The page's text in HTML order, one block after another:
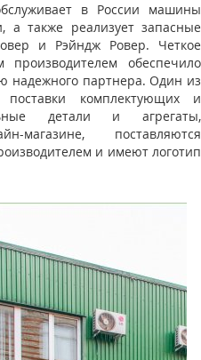
в России машины
а также реализует запасные
и Рэйндж Ровер. Четкое
производителем обеспечило
надежного партнера. Один из
комплектующих и
детали и агрегаты,
магазине, поставляются
и имеют логотип